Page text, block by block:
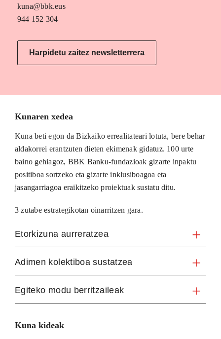
kuna@bbk.eus
944 152 304
Harpidetu zaitez newsletterrera
Kunaren xedea
Kuna beti egon da Bizkaiko errealitateari lotuta, bere behar
aldakorrei erantzuten dieten ekimenak gidatuz. 100 urte
baino gehiagoz, BBK Banku-fundazioak gizarte inpaktu
positiboa sortzeko eta gizarte inklusiboagoa eta
jasangarriagoa eraikitzeko proiektuak sustatu ditu.
3 zutabe estrategikotan oinarritzen gara.
Etorkizuna aurreratzea
Adimen kolektiboa sustatzea
Egiteko modu berritzaileak
Kuna kideak